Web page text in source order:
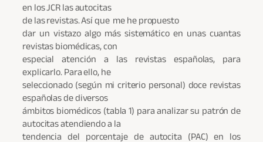
en los JCR las autocitas
de las revistas. Así que me he propuesto
dar un vistazo algo más sistemático en unas cuantas
revistas biomédicas, con
especial atención a las revistas españolas, para
explicarlo. Para ello, he
seleccionado (según mi criterio personal) doce revistas
españolas de diversos
ámbitos biomédicos (tabla 1) para analizar su patrón de
autocitas atendiendo a la
tendencia del porcentaje de autocita (PAC) en los